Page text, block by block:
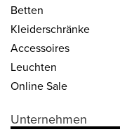
Betten
Kleider­schränke
Acces­soires
Leuchten
Online Sale
Unternehmen